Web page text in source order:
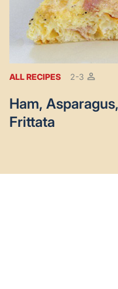
ALL RECIPES 2-3
Ham,
Frittata